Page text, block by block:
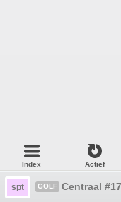
Index Actief
spt GOLF Centraal